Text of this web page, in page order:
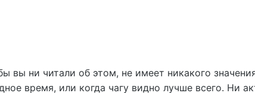
вы ни читали об этом, не имеет никакого
время, или когда чагу видно лучше всего. Ни